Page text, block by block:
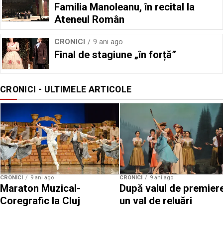
Familia Manoleanu, în recital la
Ateneul Român
CRONICI 9 ani ago
Final de stagiune „în forță”
CRONICI - ULTIMELE ARTICOLE
CRONICI 9 ani ago
Maraton Muzical-
Coregrafic la Cluj
CRONICI 9 ani ago
După valul de
un val de reluări